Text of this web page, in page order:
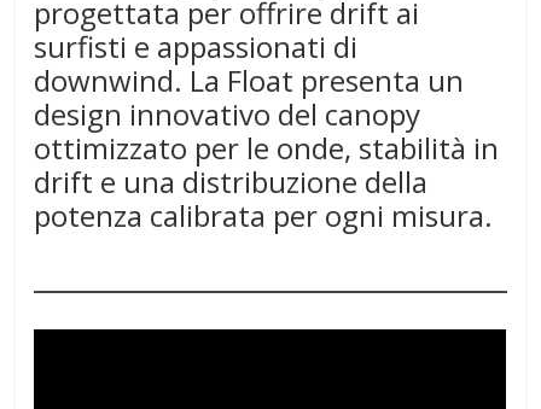
progettata per offrire drift ai
surfisti e appassionati di
downwind. La Float presenta un
design innovativo del canopy
ottimizzato per le onde, stabilità in
drift e una distribuzione della
potenza calibrata per ogni misura.